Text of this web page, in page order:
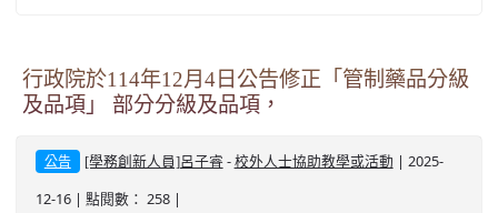
行政院於114年12月4日公告修正「管制藥品分級
及品項」 部分分級及品項，
公告 [學務創新人員]呂子睿 - 校外人士協助教學或活動 | 2025-
12-16 | 點閱數： 258 |